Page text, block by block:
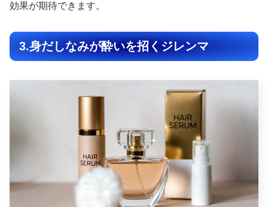
効果が期待できます。
3.身だしなみが酔いを招くジレンマ